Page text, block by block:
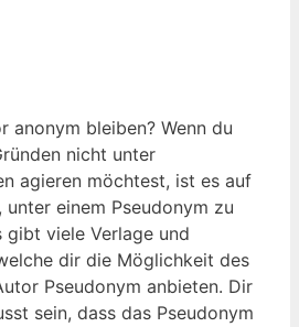
anonym bleiben? Wenn du
nicht unter
agieren möchtest, ist es auf
unter einem Pseudonym zu
viele Verlage und
dir die Möglichkeit des
Pseudonym anbieten. Dir
sein, dass das Pseudonym